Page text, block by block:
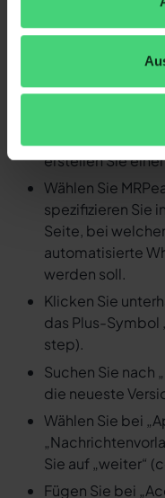
Detaillierte
Nachricht
erstellen Sie
Wählen Sie
spezifizieren Sie
Seite, bei
automatisierte
werden soll.
Klicken Sie
das Plus-Symbol
step).
Suchen Sie nach
die neueste
Wählen Sie bei
Sie auf „weiter“
Fügen Sie bei